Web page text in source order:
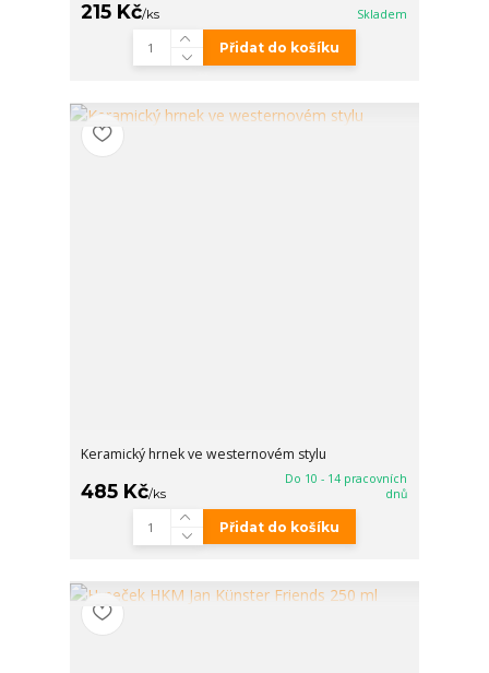
215 Kč/ks Skladem
Přidat do košíku
Keramický hrnek ve westernovém stylu
485 Kč/ks
Do 10 - 14 pracovních
dnů
Přidat do košíku